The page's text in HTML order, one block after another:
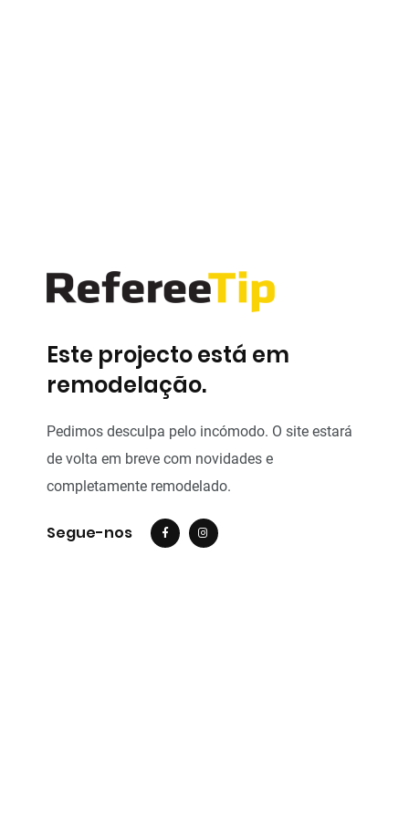
Este projecto está em
remodelação.
Pedimos desculpa pelo incómodo. O site estará
de volta em breve com novidades e
completamente remodelado.
Segue-nos